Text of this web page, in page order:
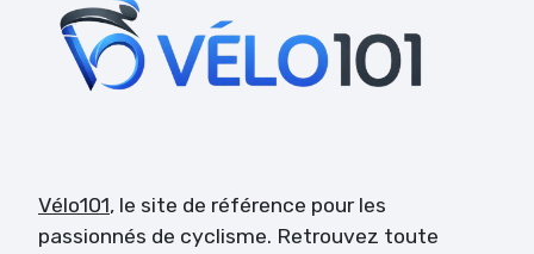
Vélo101, le site de référence pour les
passionnés de cyclisme. Retrouvez toute